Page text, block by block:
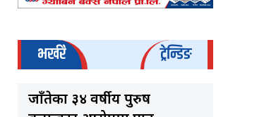
भर्खरै ट्रेन्डिङ
जाँतेका ३४ वर्षीय पुरुष